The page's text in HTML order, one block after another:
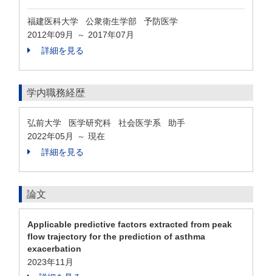
福建医科大学 公衆衛生学部 予防医学
2012年09月
～ 2017年07月
詳細を見る
学内職務経歴
弘前大学 医学研究科 社会医学系 助手
2022年05月
～ 現在
詳細を見る
論文
Applicable predictive factors extracted from peak
flow trajectory for the prediction of asthma
exacerbation
2023年11月